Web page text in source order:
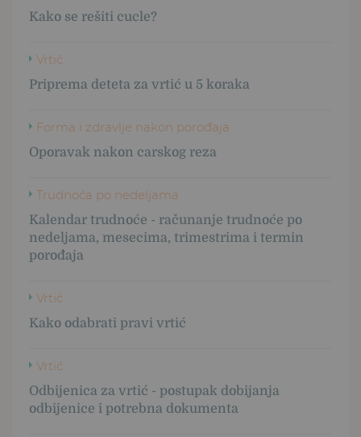
Kako se rešiti cucle?
Vrtić
Priprema deteta za vrtić u 5 koraka
Forma i zdravlje nakon porođaja
Oporavak nakon carskog reza
Trudnoća po nedeljama
Kalendar trudnoće - računanje trudnoće po
nedeljama, mesecima, trimestrima i termin
porođaja
Vrtić
Kako odabrati pravi vrtić
Vrtić
Odbijenica za vrtić - postupak dobijanja
odbijenice i potrebna dokumenta